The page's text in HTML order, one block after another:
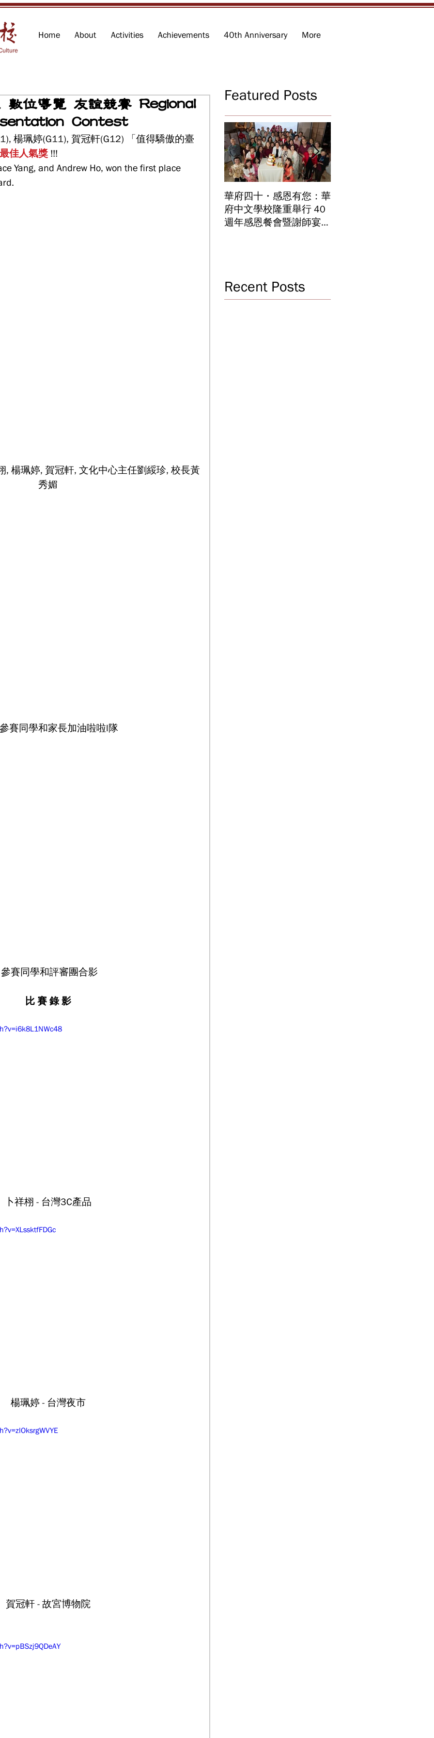
Home About Activities Achievements 40th Anniversary More
位導覽 友誼競賽 Regional
Contest
楊珮婷(G11), 賀冠軒(G12) 「值得驕傲的臺
佳人氣獎 !!!
Yang, and Andrew Ho, won the first place
, 楊珮婷, 賀冠軒, 文化中心主任劉綏珍, 校長黃
秀媚
賽同學和家長加油啦啦l隊
參賽同學和評審團合影
比 賽 錄 影
卜祥栩 - 台灣3C產品
楊珮婷 - 台灣夜市
賀冠軒 - 故宮博物院
Featured Posts
華府四十・感恩有您：華
府中文學校隆重舉行 40
週年感恩餐會暨謝師宴
Recent Posts